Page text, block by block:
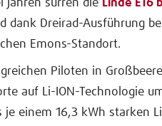
Jahren surren die Linde E16
dank Dreirad-Ausführung
Emons-Standort.
Piloten in
auf Li-ION-Technologie
je einem 16,3 kWh starken